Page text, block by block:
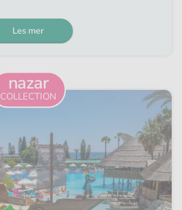
Les mer
nazar
COLLECTION